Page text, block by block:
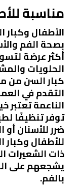
مناسبة
الأطفال
بصحة الفم
أكثر عرضة
الحلويات
كبار السن من
التقدم في
الناعمة تعتبر
توفر تنظيفًا
ضرر للأسنان أو
للأطفال
ذات الشعيرات
يشجعهم على
بالفم.